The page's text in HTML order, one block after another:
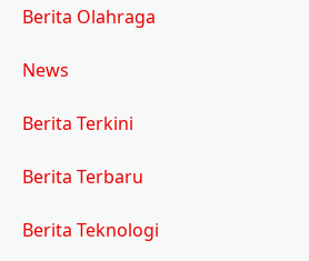
Berita Olahraga
News
Berita Terkini
Berita Terbaru
Berita Teknologi